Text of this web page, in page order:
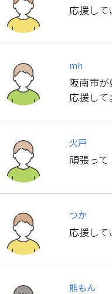
応援して
mh
阪南市
応援して
火戸
頑張って
つか
応援して
熊もん